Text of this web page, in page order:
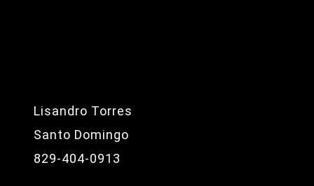
Lisandro Torres
Santo Domingo
829-404-0913